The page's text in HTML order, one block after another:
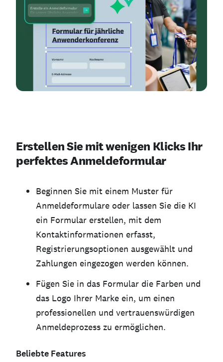
Erstellen Sie mit wenigen Klicks Ihr
perfektes Anmeldeformular
Beginnen Sie mit einem Muster für
Anmeldeformulare oder lassen Sie die KI
ein Formular erstellen, mit dem
Kontaktinformationen erfasst,
Registrierungsoptionen ausgewählt und
Zahlungen eingezogen werden können.
Fügen Sie in das Formular die Farben und
das Logo Ihrer Marke ein, um einen
professionellen und vertrauenswürdigen
Anmeldeprozess zu ermöglichen.
Beliebte Features